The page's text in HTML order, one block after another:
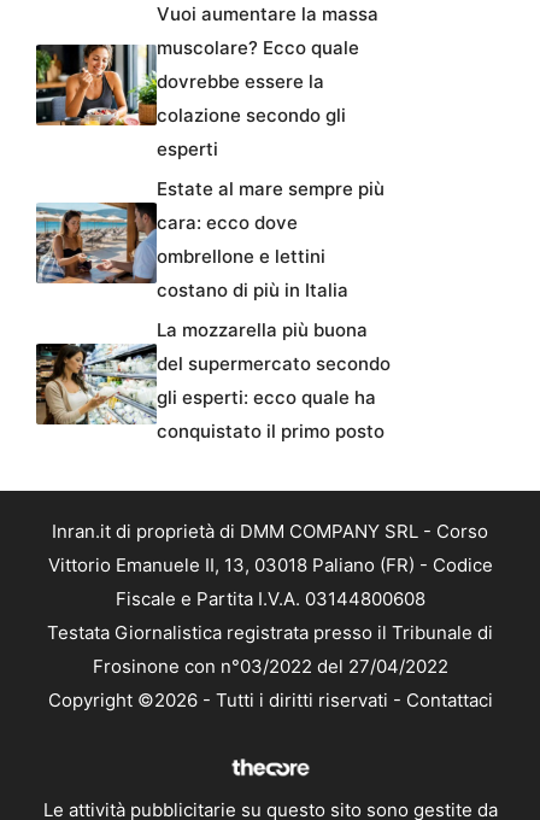
Vuoi aumentare la massa
muscolare? Ecco quale
dovrebbe essere la
colazione secondo gli
esperti
Estate al mare sempre più
cara: ecco dove
ombrellone e lettini
costano di più in Italia
La mozzarella più buona
del supermercato secondo
gli esperti: ecco quale ha
conquistato il primo posto
Inran.it di proprietà di DMM COMPANY SRL - Corso
Vittorio Emanuele II, 13, 03018 Paliano (FR) - Codice
Fiscale e Partita I.V.A. 03144800608
Testata Giornalistica registrata presso il Tribunale di
Frosinone con n°03/2022 del 27/04/2022
Copyright ©2026 - Tutti i diritti riservati - Contattaci
Le attività pubblicitarie su questo sito sono gestite da